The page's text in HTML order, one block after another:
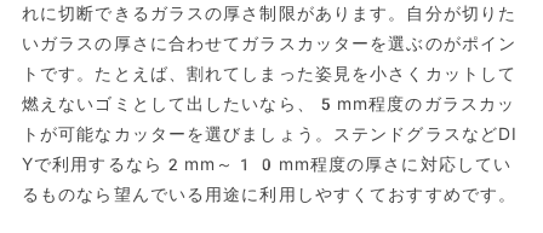
れに切断できるガラスの厚さ制限があります。自分が切りた
いガラスの厚さに合わせてガラスカッターを選ぶのがポイン
トです。たとえば、割れてしまった姿見を小さくカットして
燃えないゴミとして出したいなら、5mm程度のガラスカッ
トが可能なカッターを選びましょう。ステンドグラスなどDI
Yで利用するなら2mm～10mm程度の厚さに対応してい
るものなら望んでいる用途に利用しやすくておすすめです。